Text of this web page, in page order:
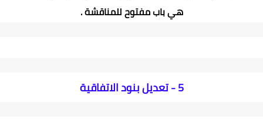
هي باب مفتوح للمناقشة .
5 - تعديل بنود الاتفاقية